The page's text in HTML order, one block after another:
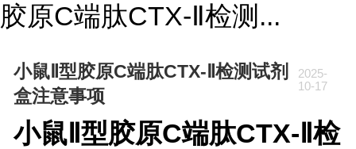
胶原C端肽CTX-Ⅱ检测...
小鼠Ⅱ型胶原C端肽CTX-Ⅱ检测试剂
盒注意事项
2025-
10-17
小鼠Ⅱ型胶原C端肽CTX-Ⅱ检